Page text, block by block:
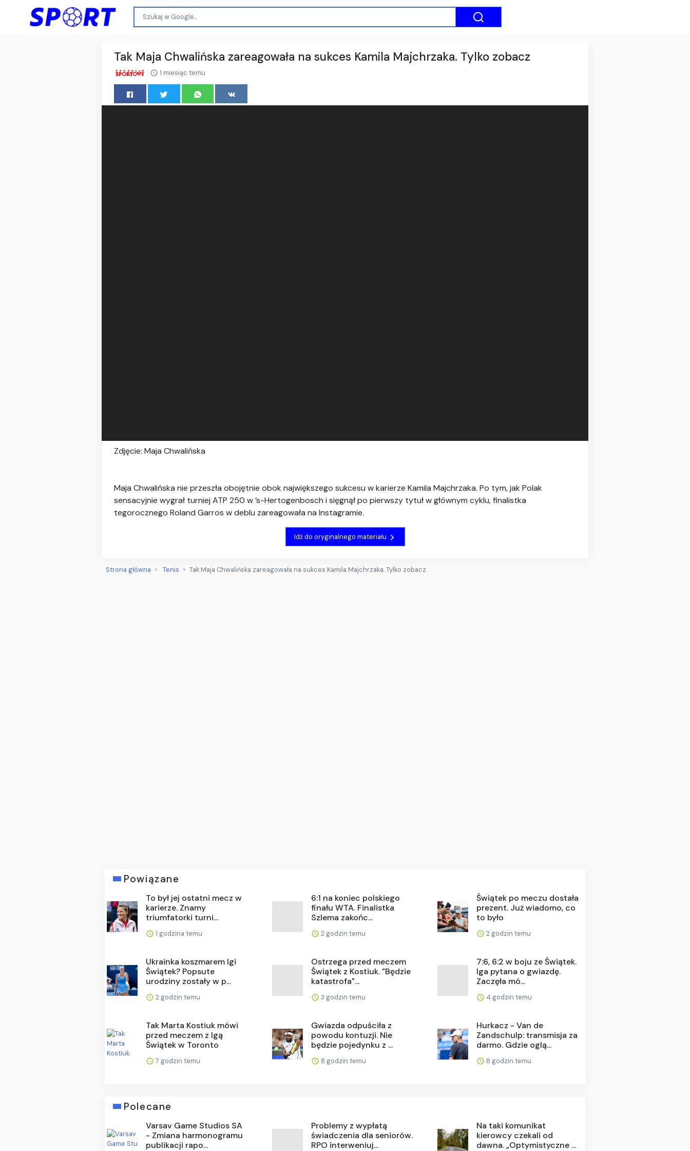
Tak Maja Chwalińska zareagowała na sukces Kamila Majchrzaka. Tylko zobacz
1 miesiąc temu
Zdjęcie: Maja Chwalińska
Maja Chwalińska nie przeszła obojętnie obok największego sukcesu w karierze Kamila Majchrzaka. Po tym, jak Polak
sensacyjnie wygrał turniej ATP 250 w ’s-Hertogenbosch i sięgnął po pierwszy tytuł w głównym cyklu, finalistka
tegorocznego Roland Garros w deblu zareagowała na Instagramie.
Idź do oryginalnego materiału
Strona główna Tenis Tak Maja Chwalińska zareagowała na sukces Kamila Majchrzaka. Tylko zobacz
Powiązane
To był jej ostatni mecz w
karierze. Znamy
triumfatorki turni...
1 godzina temu
6:1 na koniec polskiego
finału WTA. Finalistka
Szlema zakońc...
2 godzin temu
Świątek po meczu dostała
prezent. Już wiadomo, co
to było
2 godzin temu
Ukrainka koszmarem Igi
Świątek? Popsute
urodziny zostały w p...
2 godzin temu
Ostrzega przed meczem
Świątek z Kostiuk. "Będzie
katastrofa"...
3 godzin temu
7:6, 6:2 w boju ze Świątek.
Iga pytana o gwiazdę.
Zaczęła mó...
4 godzin temu
Tak Marta Kostiuk mówi
przed meczem z Igą
Świątek w Toronto
7 godzin temu
Gwiazda odpuściła z
powodu kontuzji. Nie
będzie pojedynku z ...
8 godzin temu
Hurkacz - Van de
Zandschulp: transmisja za
darmo. Gdzie oglą...
8 godzin temu
Polecane
Varsav Game Studios SA
- Zmiana harmonogramu
publikacji rapo...
Problemy z wypłatą
świadczenia dla seniorów.
RPO interweniuj...
Na taki komunikat
kierowcy czekali od
dawna. „Optymistyczne ...